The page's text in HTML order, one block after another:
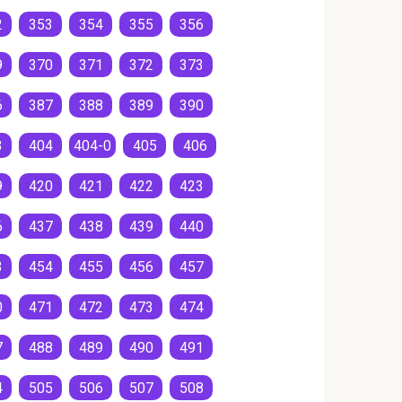
353 354 355 356
370 371 372 373
387 388 389 390
404 404-0 405 406
420 421 422 423
437 438 439 440
454 455 456 457
471 472 473 474
488 489 490 491
505 506 507 508